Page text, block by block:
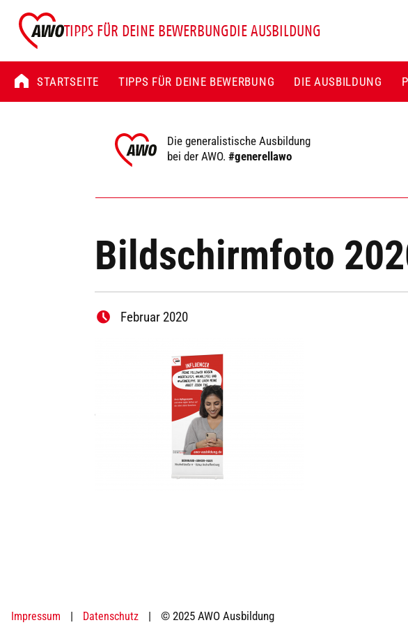
TIPPS FÜR DEINE BEWERBUNGDIE AUSBILDUNG
STARTSEITE TIPPS FÜR DEINE BEWERBUNG DIE AUSBILDUNG
Die generalistische Ausbildung
bei der AWO. #generellawo
Bildschirmfoto
Februar 2020
Impressum | Datenschutz | © 2025 AWO Ausbildung